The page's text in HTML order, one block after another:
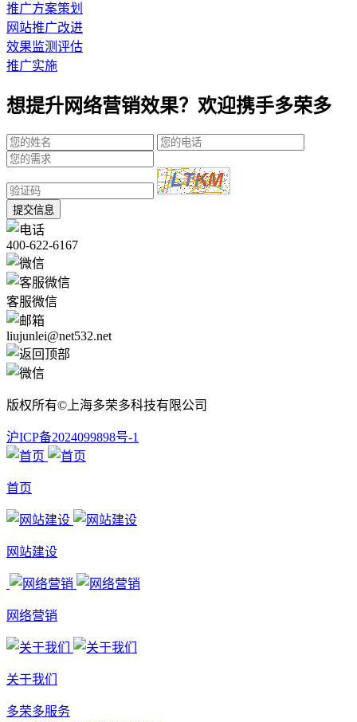
推广方案策划
网站推广改进
效果监测评估
推广实施
想提升网络营销效果？欢迎携手多荣多
提交信息
400-622-6167
客服微信
liujunlei@net532.net
版权所有©上海多荣多科技有限公司
沪ICP备2024099898号-1
首页
网站建设
网络营销
关于我们
多荣多服务